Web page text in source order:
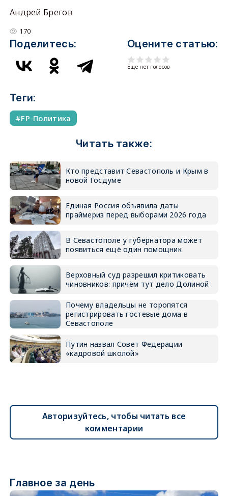
Андрей Брегов
170
Поделитесь: Оцените статью:
Еще нет голосов
Теги:
FP-Политика
Читать также:
Кто представит Севастополь и Крым в
новой Госдуме
Единая Россия объявила даты
праймериз перед выборами 2026 года
В Севастополе у губернатора может
появиться ещё один помощник
Верховный суд разрешил критиковать
чиновников: причём тут дело Долиной
Почему владельцы не торопятся
регистрировать гостевые дома в
Севастополе
Путин назвал Совет Федерации
«кадровой школой»
Авторизуйтесь, чтобы читать все
комментарии
Главное за день